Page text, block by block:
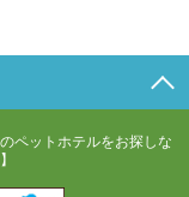
ペットホテルをお探しな